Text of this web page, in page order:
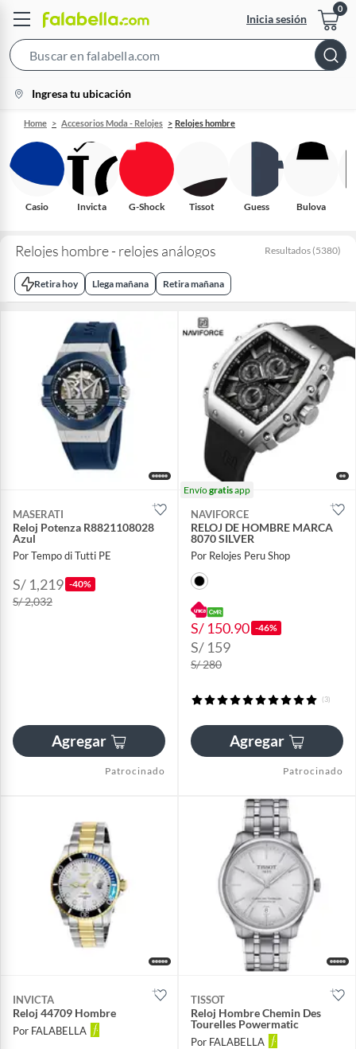
Inicia sesión
Bar
location-
icon
Ingresa tu ubicación
Home Accesorios Moda - Relojes Relojes hombre
Casio Invicta G-Shock Tissot Guess Bulova
Relojes hombre - relojes análogos Resultados (5380)
Retira hoy Llega mañana Retira mañana
MASERATI
Reloj Potenza R8821108028
Azul
Por Tempo di Tutti PE
S/ 1,219 -40%
S/ 2,032
Agregar
Patrocinado
Envíogratisapp
NAVIFORCE
RELOJ DE HOMBRE MARCA
8070 SILVER
Por Relojes Peru Shop
S/ 150.90 -46%
S/ 159
S/ 280
(3)
Agregar
Patrocinado
INVICTA
Reloj 44709 Hombre
Por FALABELLA
TISSOT
Reloj Hombre Chemin Des
Tourelles Powermatic
Por FALABELLA